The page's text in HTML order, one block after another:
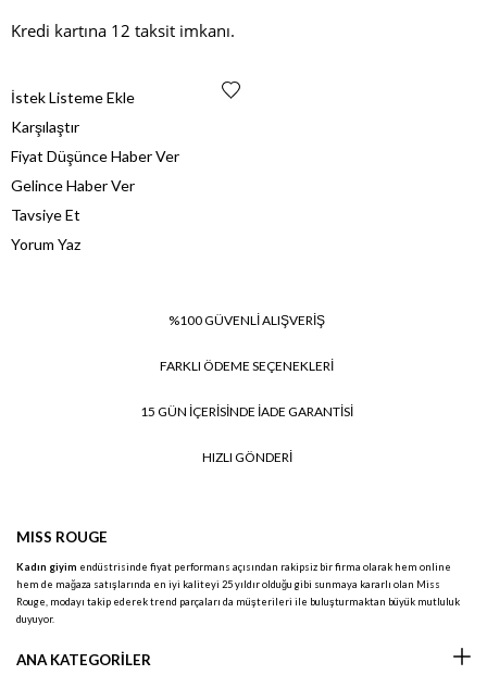
Kredi kartına 12 taksit imkanı.
İstek Listeme Ekle
Karşılaştır
Fiyat Düşünce Haber Ver
Gelince Haber Ver
Tavsiye Et
Yorum Yaz
%100 GÜVENLİ ALIŞVERİŞ
FARKLI ÖDEME SEÇENEKLERİ
15 GÜN İÇERİSİNDE İADE GARANTİSİ
HIZLI GÖNDERİ
MISS ROUGE
Kadın giyim endüstrisinde fiyat performans açısından rakipsiz bir firma olarak hem online
hem de mağaza satışlarında en iyi kaliteyi 25 yıldır olduğu gibi sunmaya kararlı olan Miss
Rouge, modayı takip ederek trend parçaları da müşterileri ile buluşturmaktan büyük mutluluk
duyuyor.
ANA KATEGORİLER